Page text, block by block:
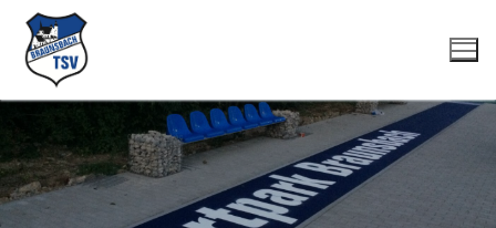
Zum
Inhalt
springen